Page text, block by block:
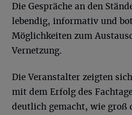
Die Gespräche an den
lebendig, informativ und
Möglichkeiten zum
Vernetzung.
Die Veranstalter zeigten
mit dem Erfolg des
deutlich gemacht, wie groß